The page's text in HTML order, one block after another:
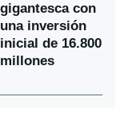
gigantesca con
una inversión
inicial de 16.800
millones